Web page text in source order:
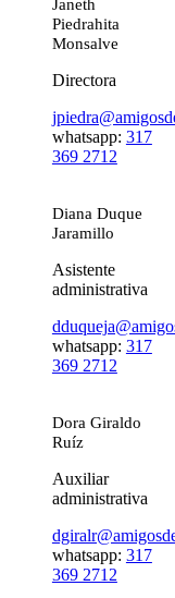
Janeth
Piedrahita
Monsalve
Directora
whatsapp: 317
369 2712
Diana Duque
Jaramillo
Asistente
administrativa
whatsapp: 317
369 2712
Dora Giraldo
Ruíz
Auxiliar
administrativa
whatsapp: 317
369 2712